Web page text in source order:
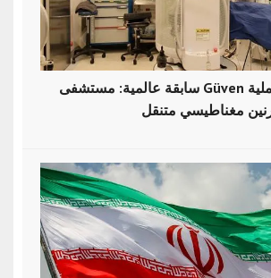
سابقة عالمية: مستشفى Güven التركي أجرى عملية
مغناطيسي متنقل